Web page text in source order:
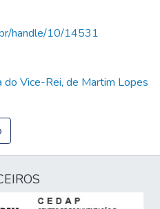
handle/10/14531
Vice-Rei, de Martim Lopes